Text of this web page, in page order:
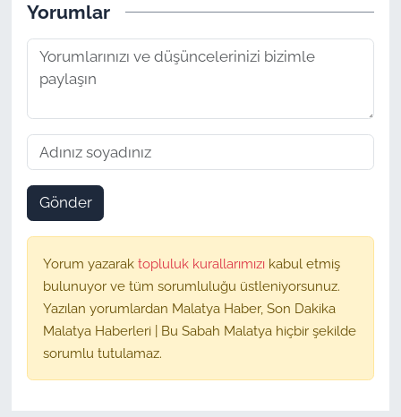
Yorumlar
Gönder
Yorum yazarak topluluk kurallarımızı kabul etmiş
bulunuyor ve tüm sorumluluğu üstleniyorsunuz.
Yazılan yorumlardan Malatya Haber, Son Dakika
Malatya Haberleri | Bu Sabah Malatya hiçbir şekilde
sorumlu tutulamaz.